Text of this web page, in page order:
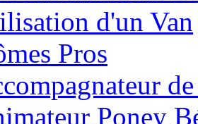
d'un Van
Pros
Poney